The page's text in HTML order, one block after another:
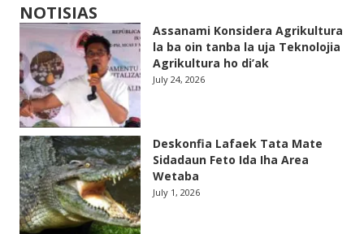
NOTISIAS
Assanami Konsidera Agrikultura
la ba oin tanba la uja Teknolojia
Agrikultura ho di’ak
July 24, 2026
Deskonfia Lafaek Tata Mate
Sidadaun Feto Ida Iha Area
Wetaba
July 1, 2026